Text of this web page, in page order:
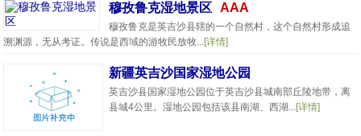
穆孜鲁克湿地景区 AAA
穆孜鲁克是英吉沙县辖的一个自然村，这个自然村形成追
溯渊源，无从考证。传说是西域的游牧民放牧...[详情]
新疆英吉沙国家湿地公园
英吉沙县国家湿地公园位于英吉沙县城南部丘陵地带，离
县城4公里。湿地公园包括该县南湖、西湖...[详情]